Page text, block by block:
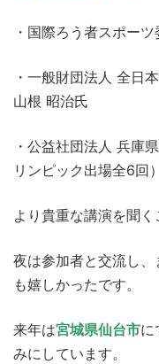
・国際ろう者スポー
・一般財団法人 全日
山根 昭治氏
・公益社団法人 兵庫
リンピック出場全6回）
より貴重な講演を聞く
夜は参加者と交流し
も嬉しかったです。
来年は宮城県仙台市に
みにしています。